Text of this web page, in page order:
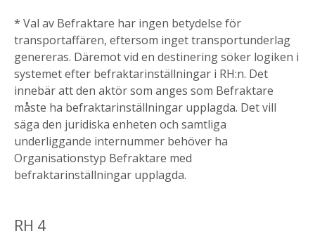
* Val av Befraktare har ingen betydelse för
transportaffären, eftersom inget transportunderlag
genereras. Däremot vid en destinering söker logiken i
systemet efter befraktarinställningar i RH:n. Det
innebär att den aktör som anges som Befraktare
måste ha befraktarinställningar upplagda. Det vill
säga den juridiska enheten och samtliga
underliggande internummer behöver ha
Organisationstyp Befraktare med
befraktarinställningar upplagda.
RH 4